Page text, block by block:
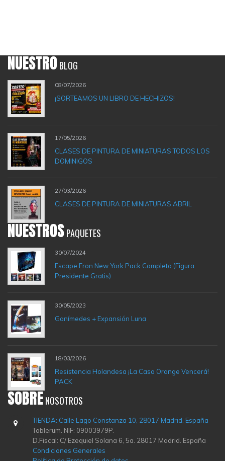
NUESTROBLOG
08/07/2026
¡SORTEAMOS UN LIBRO DE HECHIZOS!
17/05/2026
CLASES DE PINTURA DE MINIATURAS TODOS LOS
DOMINIGOS
27/03/2026
CLASES DE PINTURA DE MINIATURAS ABRIL
NUESTROSPAQUETES
30/07/2024
Escape Fron New York Pack Completo (Figura
Presidente Gratis)
30/05/2023
Ganímedes + Expansión Luna
18/03/2026
Resistencia Holandesa ¡La Casa Orange Vencerá!
PACK
SOBRENOSOTROS
TIENDA: Calle Lago Constanza 10, 28017 Madrid. España
Tablerum. NIF: 09003979P.
D.Fiscal: C/ Ezequiel Solana 6, 5a. 28017 Madrid. España
Condiciones Generales